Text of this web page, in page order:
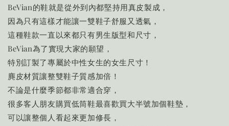
BeVian的鞋就是從外到內都堅持用真皮製成，
因為只有這樣才能讓一雙鞋子舒服又透氣，
這種鞋款一直以來都只有男生版型和尺寸，
BeVian為了實現大家的願望，
特別訂製了專屬於中性女生的女生尺寸！
麂皮材質讓整雙鞋子質感加倍！
不論是什麼季節都非常適合穿，
很多客人朋友購買低筒鞋最喜歡買大半號加個鞋墊，
可以讓整個人看起來更加修長，